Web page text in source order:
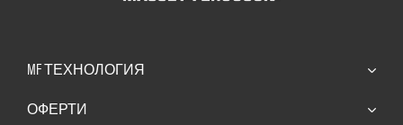
MF ТЕХНОЛОГИЯ
ОФЕРТИ